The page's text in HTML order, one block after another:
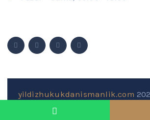
yildizhukukdanismanlik.com
reserved by SEO & Design by